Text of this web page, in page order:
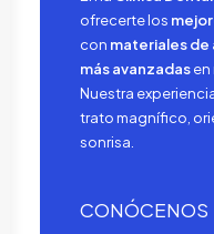
ofrecerte los
con materiales de
más avanzadasen
Nuestra
trato magnífico,
sonrisa.
CONÓCENOS